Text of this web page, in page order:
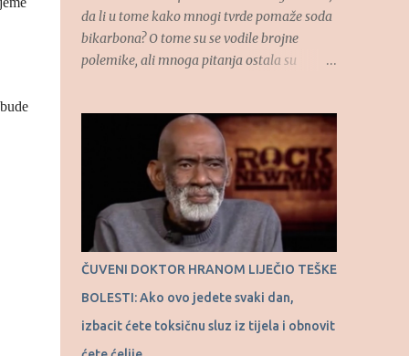
da li u tome kako mnogi tvrde pomaže soda
bikarbona? O tome su se vodile brojne
polemike, ali mnoga pitanja ostala su
prirodnom procesu govorio je u “RTS
Ordinaciju”, dao je dr Dragan Ivanov,
specijalista interne medicine. (Tekst se
nastavlja ispod) “Hajde da vas naučim kako
se jede čokolada. Uzme se čokolada za
kuvanje, crna čokolada, uzme se jedna
kockica i jedno tri minuta se ta kockica, kao
bombona, rastapa u ustima. Onda uzmemo
drugu polovinu kockice i opet tako sisamo.
Osećaj za slatko nalazi se u ustima, ne u
želucu. I što se duže te male količine
ČUVENI DOKTOR HRANOM LIJEČIO TEŠKE
BOLESTI: Ako ovo jedete svaki dan,
izbacit ćete toksičnu sluz iz tijela i obnovit